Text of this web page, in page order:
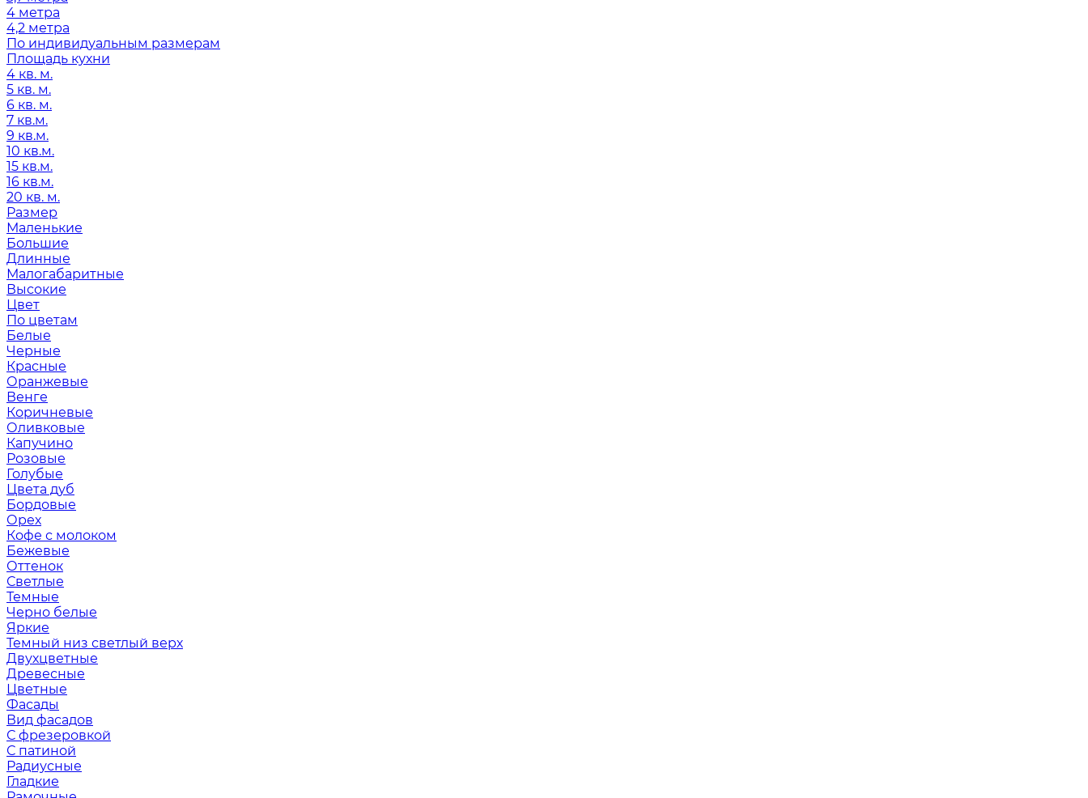
4 метра
4,2 метра
По индивидуальным размерам
Площадь кухни
4 кв. м.
5 кв. м.
6 кв. м.
7 кв.м.
9 кв.м.
10 кв.м.
15 кв.м.
16 кв.м.
20 кв. м.
Размер
Маленькие
Большие
Длинные
Малогабаритные
Высокие
Цвет
По цветам
Белые
Черные
Красные
Оранжевые
Венге
Коричневые
Оливковые
Капучино
Розовые
Голубые
Цвета дуб
Бордовые
Орех
Кофе с молоком
Бежевые
Оттенок
Светлые
Темные
Черно белые
Яркие
Темный низ светлый верх
Двухцветные
Древесные
Цветные
Фасады
Вид фасадов
С фрезеровкой
С патиной
Радиусные
Гладкие